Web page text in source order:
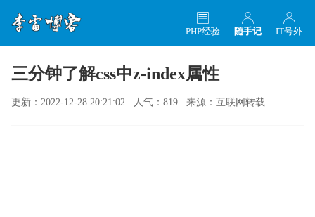
IT号外
随手记
PHP经验
三分钟了解css中z-index属性
更新：2022-12-28 20:21:02 人气：819 来源：互联网转载